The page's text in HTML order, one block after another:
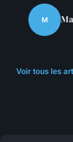
M
Voir tous les